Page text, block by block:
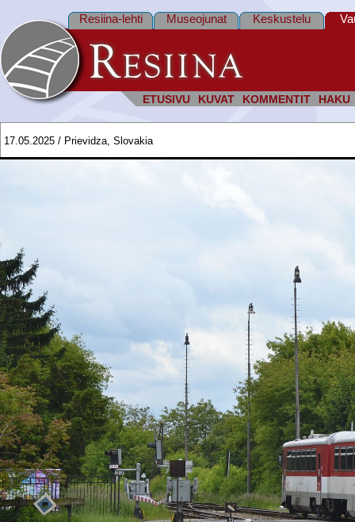
ETUSIVU KUVAT KOMMENTIT HAKU
Resiina-lehti Museojunat Keskustelu
17.05.2025 / Prievidza, Slovakia